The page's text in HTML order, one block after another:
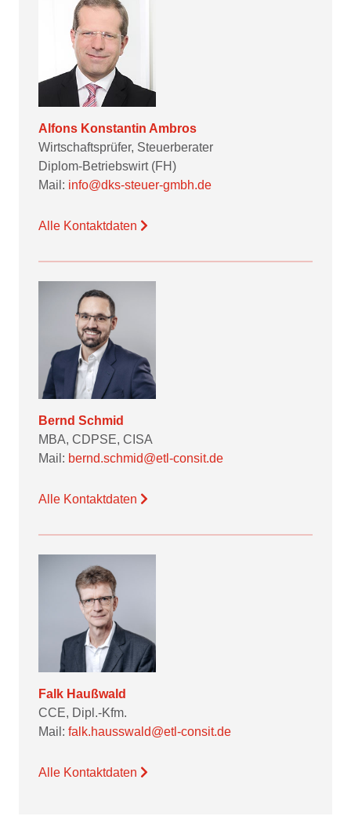
Alfons Konstantin Ambros
Wirtschaftsprüfer, Steuerberater
Diplom-Betriebswirt (FH)
Mail: info@dks-steuer-gmbh.de
Alle Kontaktdaten
Bernd Schmid
MBA, CDPSE, CISA
Mail: bernd.schmid@etl-consit.de
Alle Kontaktdaten
Falk Haußwald
CCE, Dipl.-Kfm.
Mail: falk.hausswald@etl-consit.de
Alle Kontaktdaten